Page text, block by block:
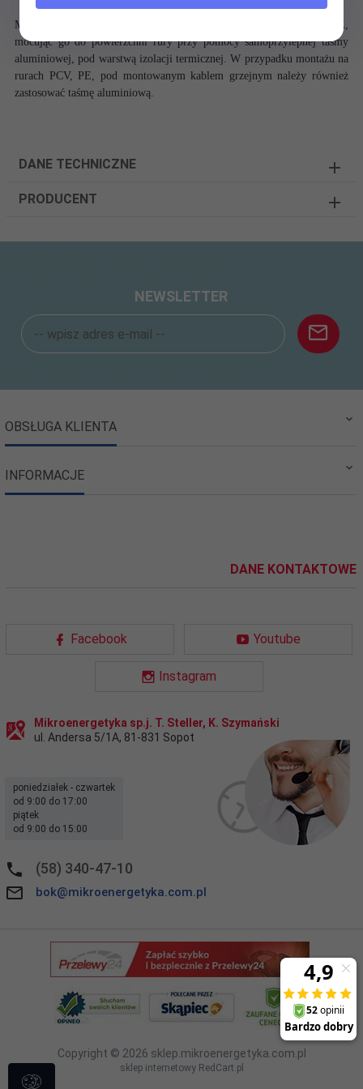
Można montować go na rurach stalowych, żeliwnych, PCV oraz PE,
mocując go do powierzchni rury przy pomocy samoprzylepnej taśmy
aluminiowej, pod warstwą izolacji termicznej. W przypadku montażu na
rurach PCV, PE, pod montowanym kablem grzejnym należy również
zastosować taśmę aluminiową.
DANE TECHNICZNE
PRODUCENT
NEWSLETTER
OBSŁUGA KLIENTA
INFORMACJE
DANE KONTAKTOWE
Facebook Youtube
Instagram
Mikroenergetyka sp.j. T. Steller, K. Szymański
ul. Andersa 5/1A, 81-831 Sopot
poniedziałek - czwartek
od 9:00 do 17:00
piątek
od 9:00 do 15:00
(58) 340-47-10
bok@mikroenergetyka.com.pl
Copyright © 2026 sklep.mikroenergetyka.com.pl
sklep internetowyRedCart.pl